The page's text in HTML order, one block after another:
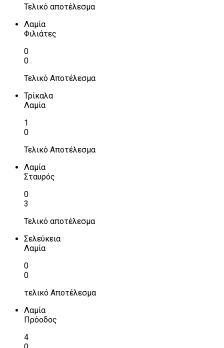
Τελικό αποτέλεσμα
Λαμία
Φιλιάτες
0
0
Τελικό Αποτέλεσμα
Τρίκαλα
Λαμία
1
0
Τελικό Αποτέλεσμα
Λαμία
Σταυρός
0
3
Τελικό αποτέλεσμα
Σελεύκεια
Λαμία
0
0
τελικό Αποτέλεσμα
Λαμία
Πρόοδος
4